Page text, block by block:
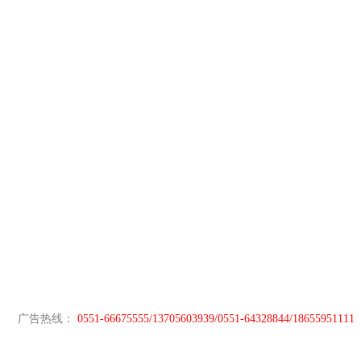
广告热线： 0551-66675555/13705603939/0551-64328844/18655951111